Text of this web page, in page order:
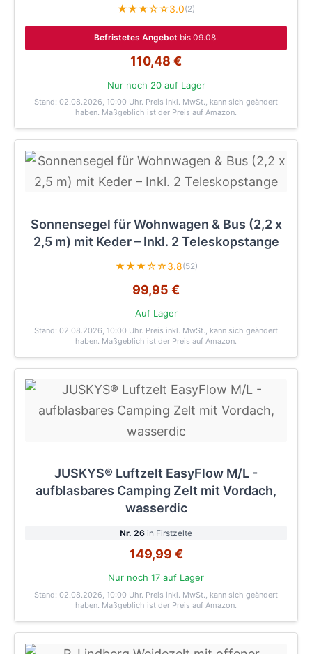
★★★☆☆3.0(2)
Befristetes Angebot bis 09.08.
110,48 €
Nur noch 20 auf Lager
Stand: 02.08.2026, 10:00 Uhr. Preis inkl. MwSt., kann sich geändert
haben. Maßgeblich ist der Preis auf Amazon.
Sonnensegel für Wohnwagen & Bus (2,2 x
2,5 m) mit Keder – Inkl. 2 Teleskopstange
★★★☆☆3.8(52)
99,95 €
Auf Lager
Stand: 02.08.2026, 10:00 Uhr. Preis inkl. MwSt., kann sich geändert
haben. Maßgeblich ist der Preis auf Amazon.
JUSKYS® Luftzelt EasyFlow M/L -
aufblasbares Camping Zelt mit Vordach,
wasserdic
Nr. 26 in Firstzelte
149,99 €
Nur noch 17 auf Lager
Stand: 02.08.2026, 10:00 Uhr. Preis inkl. MwSt., kann sich geändert
haben. Maßgeblich ist der Preis auf Amazon.